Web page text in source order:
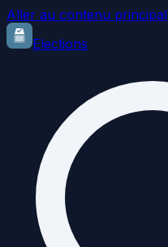
Aller au contenu principal
Elections